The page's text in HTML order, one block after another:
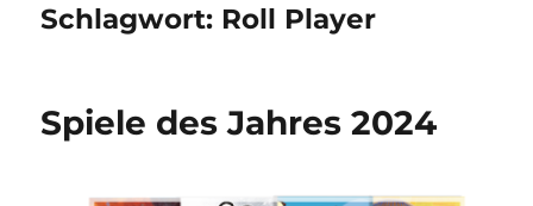
Schlagwort: Roll Player
Spiele des Jahres 2024